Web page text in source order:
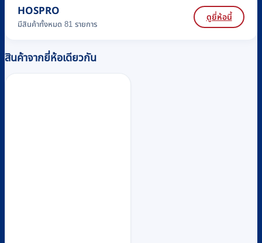
HOSPRO
มีสินค้าทั้งหมด 81 รายการ
ดูยี่ห้อนี้
สินค้าจากยี่ห้อเดียวกัน